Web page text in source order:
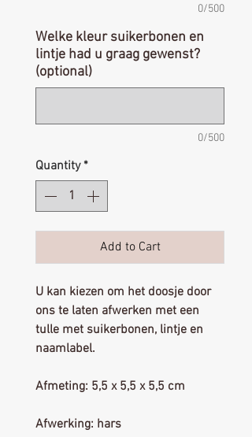
0/500
Welke kleur suikerbonen en
lintje had u graag gewenst?
(optional)
0/500
Quantity *
Add to Cart
U kan kiezen om het doosje door
ons te laten afwerken met een
tulle met suikerbonen, lintje en
naamlabel.
Afmeting: 5,5 x 5,5 x 5,5 cm
Afwerking: hars